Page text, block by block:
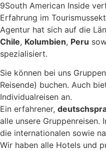
9South American Inside
Erfahrung im
Agentur hat sich auf die
Chile, Kolumbien, Peru
spezialisiert.
Sie können bei uns
Reisende) buchen. Auch
Individualreisen an.
Ein erfahrener,
alle unsere Gruppenreisen.
die internationalen sowie
Wir haben alle Hotels und